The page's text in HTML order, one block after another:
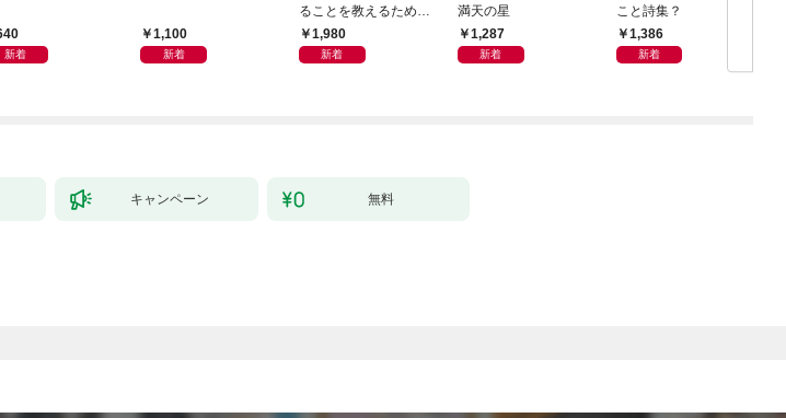
新着
1,100
新着
ることを教えるために
歌はひかった
1,980
新着
満天の星
1,287
新着
こと詩集？
1,386
新着
キャンペーン 無料